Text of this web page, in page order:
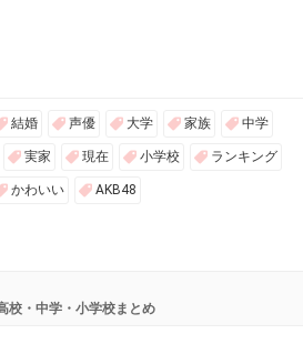
結婚 声優 大学 家族 中学
実家 現在 小学校 ランキング
かわいい AKB48
校・中学・小学校まとめ